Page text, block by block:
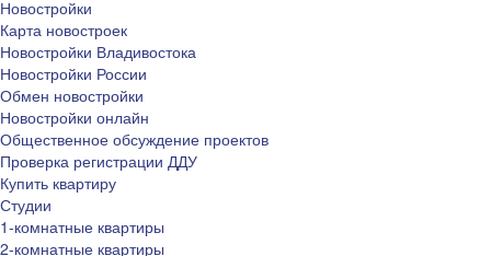
Новостройки
Карта новостроек
Новостройки Владивостока
Новостройки России
Обмен новостройки
Новостройки онлайн
Общественное обсуждение проектов
Проверка регистрации ДДУ
Купить квартиру
Студии
1-комнатные квартиры
2-комнатные квартиры